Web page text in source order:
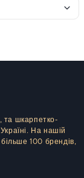
та шкарпетко-
На нашій
100 брендів,